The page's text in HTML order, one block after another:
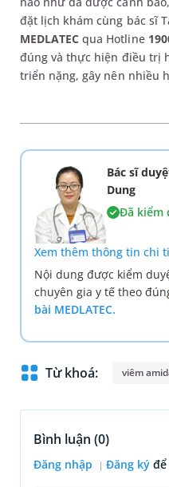
đặt lịch khám cùng bác sĩ
MEDLATECqua Hotline
đúng và thực hiện điều trị
triển nặng, gây nên nhiều
Bác sĩ
Dung
Đã kiểm
Xem thêm thông tin chi
Nội dung được kiểm
chuyên gia y tế theo
bài MEDLATEC.
Từ khoá: viêm
Bình luận (0)
Đăng nhập Đăng ký